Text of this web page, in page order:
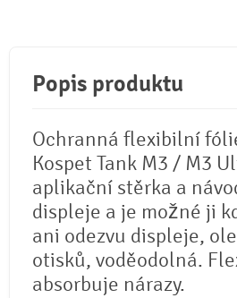
Popis produktu
Ochranná flexibilní
Kospet Tank M3 / M3
aplikační stěrka a
displeje a je možné ji
ani odezvu displeje,
otisků, voděodolná.
absorbuje nárazy.